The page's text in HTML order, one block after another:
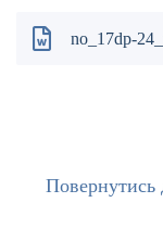
no_17dp-
Повернутись